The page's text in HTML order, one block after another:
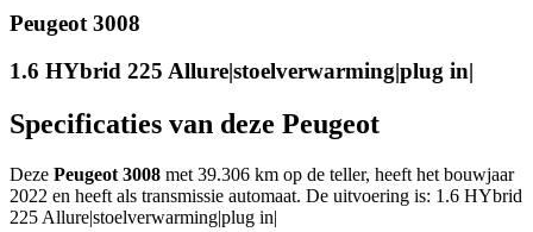
Peugeot 3008
1.6 HYbrid 225 Allure|stoelverwarming|plug in|
Specificaties van deze Peugeot
Deze Peugeot 3008 met 39.306 km op de teller, heeft het bouwjaar
2022 en heeft als transmissie automaat. De uitvoering is: 1.6 HYbrid
225 Allure|stoelverwarming|plug in|